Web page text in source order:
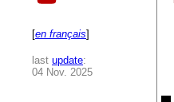
[en français]
last update:
04 Nov. 2025